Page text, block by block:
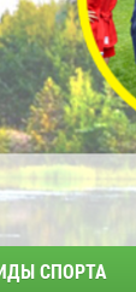
СПОРТА